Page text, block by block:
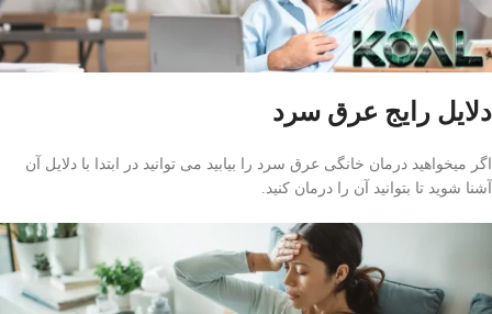
دلایل رایج عرق سرد
اگر میخواهید درمان خانگی عرق سرد را بیابید می توانید در ابتدا با دلایل آن
آشنا شوید تا بتوانید آن را درمان کنید.